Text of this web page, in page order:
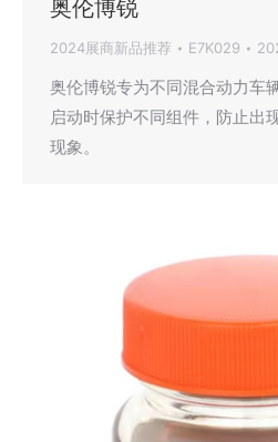
奥伦博锐
2024展商新品推荐 E7K029
奥伦博锐专为不同混合动力车
启动时保护不同组件，防止出
现象。